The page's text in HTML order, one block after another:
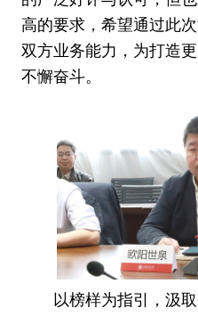
高的要求，希望通过此
双方业务能力，为打造
不懈奋斗。
以榜样为指引，汲